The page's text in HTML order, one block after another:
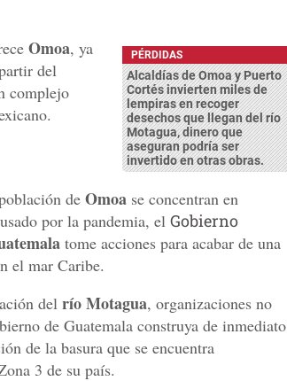
PÉRDIDAS
Alcaldías de Omoa y Puerto
Cortés invierten miles de
lempiras en recoger
desechos que llegan del río
Motagua, dinero que
aseguran podría ser
invertido en otras obras.
Omoa, ya
del
complejo
de Omoa se concentran en
por la pandemia, el Gobierno
tome acciones para acabar de una
el mar Caribe.
del río Motagua, organizaciones no
de Guatemala construya de inmediato
de la basura que se encuentra
3 de su país.